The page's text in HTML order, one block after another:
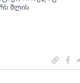
შლის